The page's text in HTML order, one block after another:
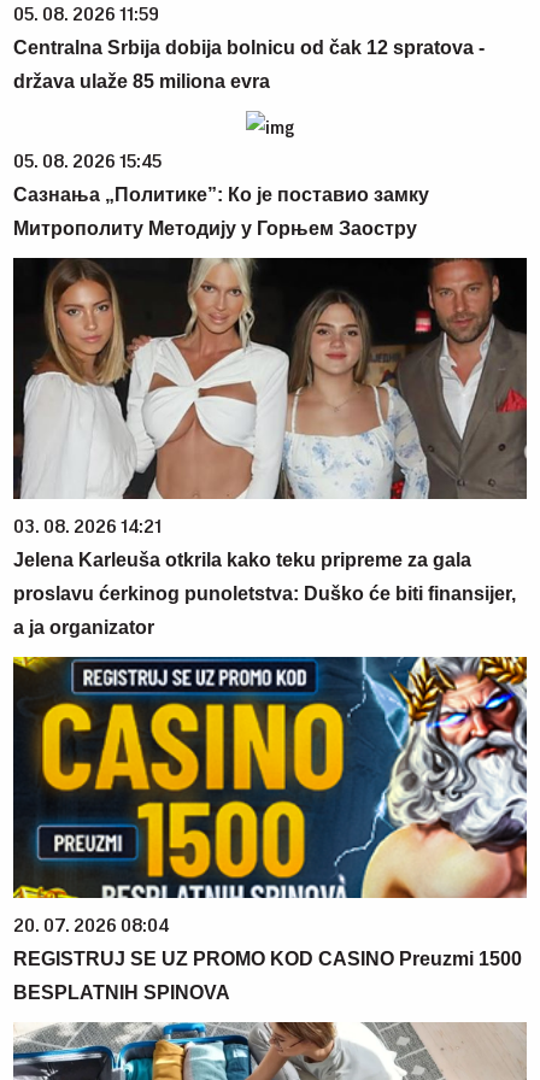
05. 08. 2026 11:59
Centralna Srbija dobija bolnicu od čak 12 spratova -
država ulaže 85 miliona evra
05. 08. 2026 15:45
Сазнања „Политике”: Ко је поставио замку
Митрополиту Методију у Горњем Заостру
03. 08. 2026 14:21
Jelena Karleuša otkrila kako teku pripreme za gala
proslavu ćerkinog punoletstva: Duško će biti finansijer,
a ja organizator
20. 07. 2026 08:04
REGISTRUJ SE UZ PROMO KOD CASINO Preuzmi 1500
BESPLATNIH SPINOVA